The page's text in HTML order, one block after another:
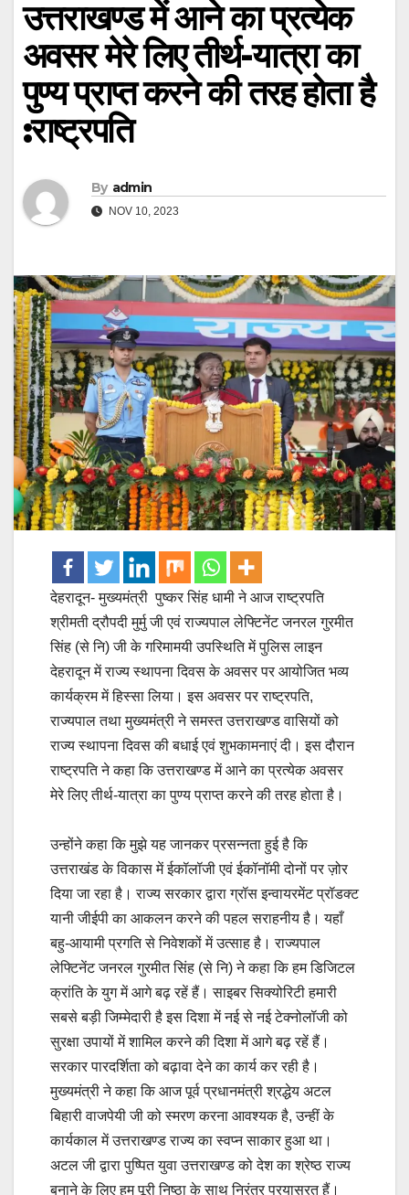
उत्तराखण्ड में आने का प्रत्येक
अवसर मेरे लिए तीर्थ-यात्रा का
पुण्य प्राप्त करने की तरह होता है
:राष्ट्रपति
By admin
NOV 10, 2023
देहरादून- मुख्यमंत्री पुष्कर सिंह धामी ने आज राष्ट्रपति
श्रीमती द्रौपदी मुर्मु जी एवं राज्यपाल लेफ्टिनेंट जनरल गुरमीत
सिंह (से नि) जी के गरिमामयी उपस्थिति में पुलिस लाइन
देहरादून में राज्य स्थापना दिवस के अवसर पर आयोजित भव्य
कार्यक्रम में हिस्सा लिया। इस अवसर पर राष्ट्रपति,
राज्यपाल तथा मुख्यमंत्री ने समस्त उत्तराखण्ड वासियों को
राज्य स्थापना दिवस की बधाई एवं शुभकामनाएं दी। इस दौरान
राष्ट्रपति ने कहा कि उत्तराखण्ड में आने का प्रत्येक अवसर
मेरे लिए तीर्थ-यात्रा का पुण्य प्राप्त करने की तरह होता है।
उन्होंने कहा कि मुझे यह जानकर प्रसन्नता हुई है कि
उत्तराखंड के विकास में ईकॉलॉजी एवं ईकॉनॉमी दोनों पर ज़ोर
दिया जा रहा है। राज्य सरकार द्वारा ग्रॉस इन्वायरमेंट प्रॉडक्ट
यानी जीईपी का आकलन करने की पहल सराहनीय है। यहाँ
बहु-आयामी प्रगति से निवेशकों में उत्साह है। राज्यपाल
लेफ्टिनेंट जनरल गुरमीत सिंह (से नि) ने कहा कि हम डिजिटल
क्रांति के युग में आगे बढ़ रहें हैं। साइबर सिक्योरिटी हमारी
सबसे बड़ी जिम्मेदारी है इस दिशा में नई से नई टेक्नोलॉजी को
सुरक्षा उपायों में शामिल करने की दिशा में आगे बढ़ रहें हैं।
सरकार पारदर्शिता को बढ़ावा देने का कार्य कर रही है।
मुख्यमंत्री ने कहा कि आज पूर्व प्रधानमंत्री श्रद्धेय अटल
बिहारी वाजपेयी जी को स्मरण करना आवश्यक है, उन्हीं के
कार्यकाल में उत्तराखण्ड राज्य का स्वप्न साकार हुआ था।
अटल जी द्वारा पुष्पित युवा उत्तराखण्ड को देश का श्रेष्ठ राज्य
बनाने के लिए हम पूरी निष्ठा के साथ निरंतर प्रयासरत हैं।